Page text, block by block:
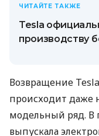
ЧИТАЙТЕ ТАКЖЕ
Tesla
производству
Возвращение
происходит даже
модельный ряд. В
выпускала